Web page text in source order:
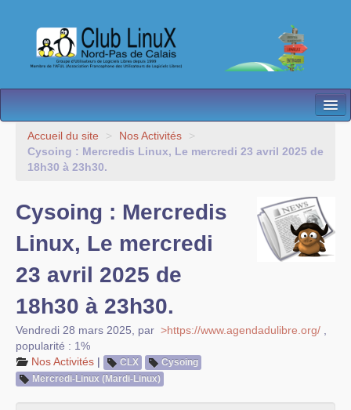
L’Association
Nos Activités
Contact
Les antennes
Accueil du site > Nos Activités
>
Cysoing : Mercredis Linux, Le mercredi 23 avril 2025 de
18h30 à 23h30.
Cysoing : Mercredis
Linux, Le mercredi
23 avril 2025 de
18h30 à 23h30.
Vendredi 28 mars 2025 par >https://www.agendadulibre.org/
popularité : 1%
Nos Activités | CLX
Cysoing
Mercredi-Linux (Mardi-Linux)